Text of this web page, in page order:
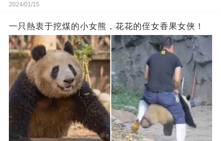
2024/01/15
一只熱衷于挖煤的小女熊，花花的侄女香果女俠！